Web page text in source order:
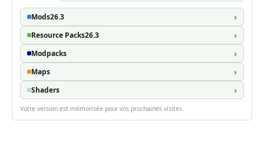
Mods26.3
Resource Packs26.3
Modpacks
Maps
Shaders
Votre version est mémorisée pour vos prochaines visites.